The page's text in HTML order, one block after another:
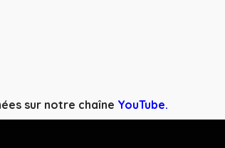
sur notre chaîne YouTube.